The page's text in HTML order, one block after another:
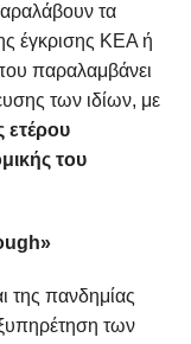
τα
έγκρισης ΚΕΑ ή
παραλαμβάνει
των ιδίων, με
ετέρου
του
»
της πανδημίας
των